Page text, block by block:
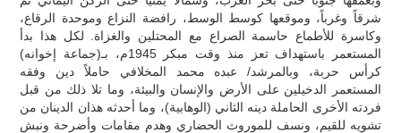
شرقاً وغرباً، وموقعها كوسط الوسط، رافضة النزاع وموحدة الرقاع،
وكاسرة للأطماع حاسمة الصراع مع المحتلين والغزاة. لكل هذا بدأ
المستعمر باستهداف تعز منذ وقت مبكر 1945م، بـ(جماعة إخوانه)
كرأس حربة، وبالمرشد/ عبده محمد المخلافي حاملاً دين وفقه
المستعمر الدخيلين على الأرض والإنسان والبيئة، وما تلا ذلك من قبل
فردته الأخرى الحاملة دينه الثاني (الوهابية)، وما أحدثه هذان الدينان من
تشويه للقيم، ونسف للموروث الحضاري وهدم مقامات وأضرحة ونبش